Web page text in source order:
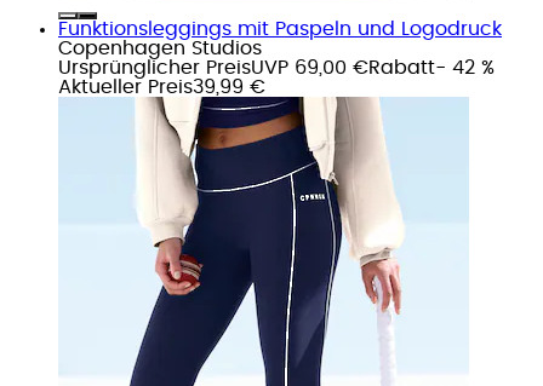
Funktionsleggings mit Paspeln und Logodruck
Copenhagen Studios
Ursprünglicher PreisUVP 69,00 €Rabatt- 42 %
Aktueller Preis39,99 €